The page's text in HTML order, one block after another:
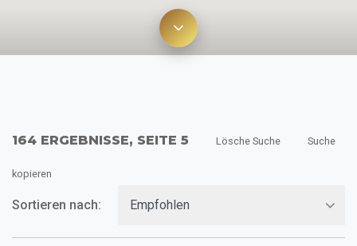
164 ERGEBNISSE, SEITE 5 Lösche Suche Suche
kopieren
Sortieren nach: